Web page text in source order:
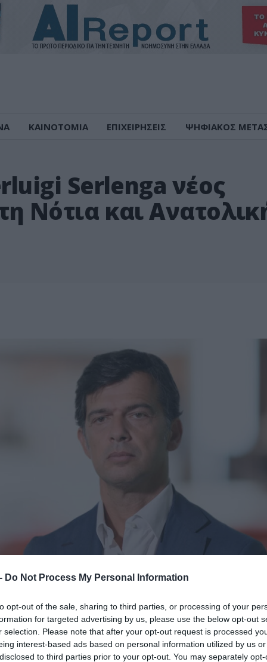
Do Not Process My Personal Information
opt-out of the sale, sharing to third parties, or processing of your
for targeted advertising by us, please use the below opt-out
selection. Please note that after your opt-out request is processed
interest-based ads based on personal information utilized by us
to third parties prior to your opt-out. You may separately
ΚΑΙΝΟΤΟΜΙΑ ΕΠΙΧΕΙΡΗΣΕΙΣ ΨΗΦΙΑΚΟΣ
Serlenga νέος
Νότια και
Pierluigi Serlengaστη θέση του Managing Partner